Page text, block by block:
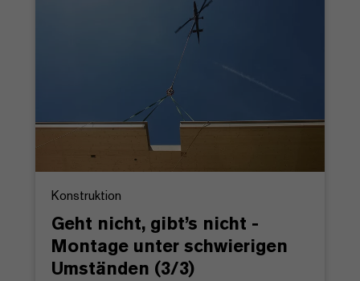
Konstruktion
Geht nicht, gibt’s nicht -
Montage unter schwierigen
Umständen (3/3)